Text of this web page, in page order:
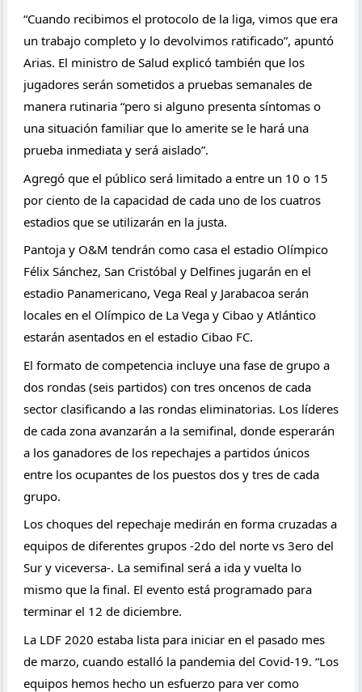
“Cuando recibimos el protocolo de la liga, vimos que era
un trabajo completo y lo devolvimos ratificado”, apuntó
Arias. El ministro de Salud explicó también que los
jugadores serán sometidos a pruebas semanales de
manera rutinaria “pero si alguno presenta síntomas o
una situación familiar que lo amerite se le hará una
prueba inmediata y será aislado”.
Agregó que el público será limitado a entre un 10 o 15
por ciento de la capacidad de cada uno de los cuatros
estadios que se utilizarán en la justa.
Pantoja y O&M tendrán como casa el estadio Olímpico
Félix Sánchez, San Cristóbal y Delfines jugarán en el
estadio Panamericano, Vega Real y Jarabacoa serán
locales en el Olímpico de La Vega y Cibao y Atlántico
estarán asentados en el estadio Cibao FC.
El formato de competencia incluye una fase de grupo a
dos rondas (seis partidos) con tres oncenos de cada
sector clasificando a las rondas eliminatorias. Los líderes
de cada zona avanzarán a la semifinal, donde esperarán
a los ganadores de los repechajes a partidos únicos
entre los ocupantes de los puestos dos y tres de cada
grupo.
Los choques del repechaje medirán en forma cruzadas a
equipos de diferentes grupos -2do del norte vs 3ero del
Sur y viceversa-. La semifinal será a ida y vuelta lo
mismo que la final. El evento está programado para
terminar el 12 de diciembre.
La LDF 2020 estaba lista para iniciar en el pasado mes
de marzo, cuando estalló la pandemia del Covid-19. “Los
equipos hemos hecho un esfuerzo para ver como